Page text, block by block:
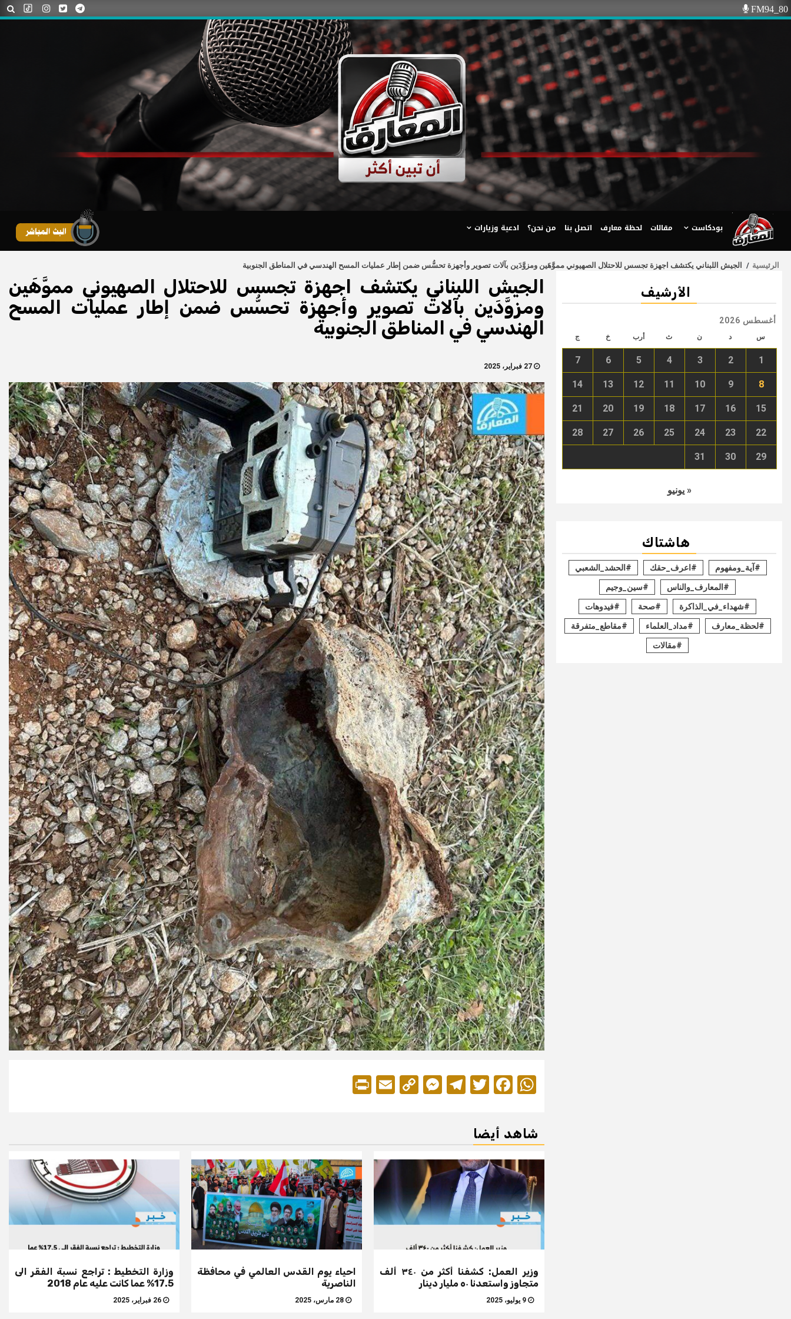
Skip
to
FM94_80
بودكاست مقالات لحظة معارف اتصل بنا من نحن؟ ادعية وزيارات
الرئيسية الجيش اللبناني يكتشف اجهزة تجسس للاحتلال الصهيوني مموَّهَين ومزوَّدَين بآلات تصوير وأجهزة تحسُّس ضمن إطار عمليات المسح الهندسي في المناطق الجنوبية
الجيش اللبناني يكتشف اجهزة تجسس للاحتلال الصهيوني مموَّهَين
ومزوَّدَين بآلات تصوير وأجهزة تحسُّس ضمن إطار عمليات المسح
الهندسي في المناطق الجنوبية
27 فبراير، 2025
WhatsApp
Facebook
Twitter
Telegram
Messenger
Copy
Email
شاهد أيضا
وزير العمل: كشفنا أكثر من ٣٤٠ ألف
متجاوز واستعدنا ٥٠ مليار دينار
9 يوليو، 2025
احياء يوم القدس العالمي في محافظة
الناصرية
28 مارس، 2025
وزارة التخطيط : تراجع نسبة الفقر الى
17.5% عما كانت عليه عام 2018
26 فبراير، 2025
الأرشيف
أغسطس 2026
س د ن ث أرب خ ج
1
2
3
4
5
6
7
8
9
10
11
12
13
14
15
16
17
18
19
20
21
22
23
24
25
26
27
28
29
30
31
« يونيو
هاشتاك
#آية_ومفهوم #اعرف_حقك #الحشد_الشعبي
#المعارف_والناس #سين_وجيم
#شهداء_في_الذاكرة #صحة #فيدوهات
#لحظة_معارف #مداد_العلماء #مقاطع_متفرقة
#مقالات